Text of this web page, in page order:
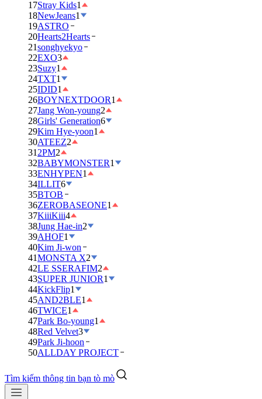
17Stray Kids1
18NewJeans1
19ASTRO
20Hearts2Hearts
21songhyekyo
22EXO3
23Suzy1
24TXT1
25IDID1
26BOYNEXTDOOR1
27Jang Won-young2
28Girls' Generation6
29Kim Hye-yoon1
30ATEEZ2
31 2PM2
32BABYMONSTER1
33ENHYPEN1
34ILLIT6
35BTOB
36ZEROBASEONE1
37KiiiKiii4
38Jung Hae-in2
39AHOF1
40Kim Ji-won
41MONSTA X2
42LE SSERAFIM2
43SUPER JUNIOR1
44KickFlip1
45AND2BLE1
46TWICE1
47Park Bo-young1
48Red Velvet3
49Park Ji-hoon
50ALLDAY PROJECT
Tìm kiếm thông tin bạn tò mò